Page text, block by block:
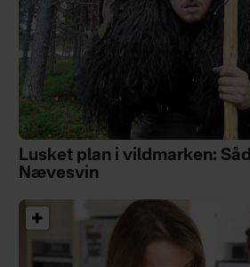
Lusket plan i vildmarken:
Nævesvin